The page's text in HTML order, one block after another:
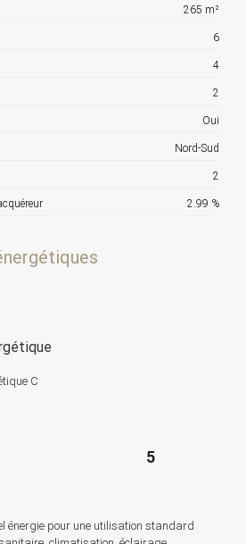
265 m²
6
4
2
Oui
Nord-Sud
2
2.99 %
5
énergie pour une utilisation standard